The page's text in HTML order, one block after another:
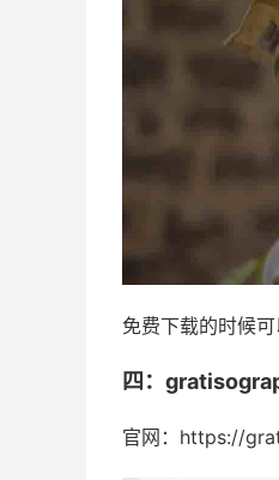
免费下载的时候
四：
官网：https://